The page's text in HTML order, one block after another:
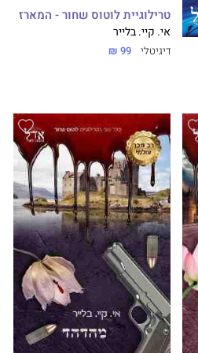
טרילוגיית לוטוס שחור - המארז
אי. קיי. בלייר
דיגיטלי 99 ₪